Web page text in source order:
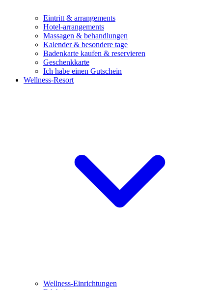
Eintritt & arrangements
Hotel-arrangements
Massagen & behandlungen
Kalender & besondere tage
Badenkarte kaufen & reservieren
Geschenkkarte
Ich habe einen Gutschein
Wellness-Resort
Wellness-Einrichtungen